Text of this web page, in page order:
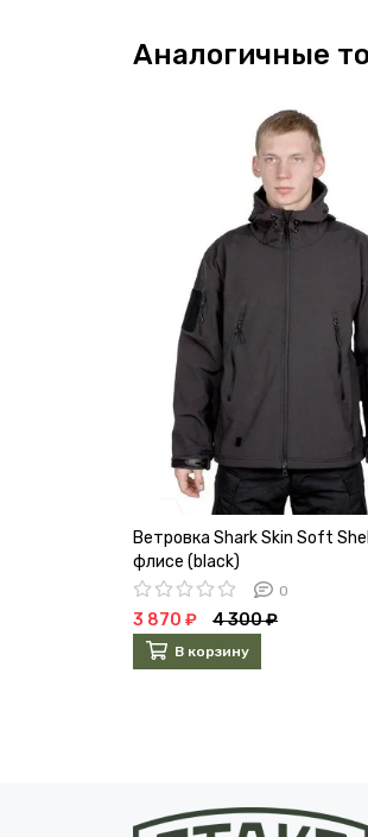
Аналогичные
Ветровка Shark Skin Soft
флисе (black)
0
3 870 ₽ 4 300 ₽
В корзину